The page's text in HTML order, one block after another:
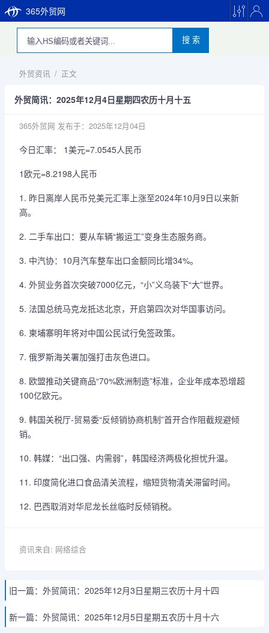
365外贸网
搜 索
外贸资讯 / 正文
外贸简讯：2025年12月4日星期四农历十月十五
365外贸网 发布于：2025年12月04日
今日汇率： 1美元=7.0545人民币
1欧元=8.2198人民币
1. 昨日离岸人民币兑美元汇率上涨至2024年10月9日以来新
高。
2. 二手车出口：要从车辆“搬运工”变身生态服务商。
3. 中汽协：10月汽车整车出口金额同比增34%。
4. 外贸业务首次突破7000亿元，“小”义乌装下“大”世界。
5. 法国总统马克龙抵达北京，开启第四次对华国事访问。
6. 柬埔寨明年将对中国公民试行免签政策。
7. 俄罗斯海关署加强打击灰色进口。
8. 欧盟推动关键商品“70%欧洲制造”标准，企业年成本恐增超
100亿欧元。
9. 韩国关税厅-贸易委“反倾销协商机制”首开合作阻截规避倾
销。
10. 韩媒：“出口强、内需弱”，韩国经济两极化担忧升温。
11. 印度简化进口食品清关流程，缩短货物清关滞留时间。
12. 巴西取消对华尼龙长丝临时反倾销税。
资讯来自: 网络综合
旧一篇： 外贸简讯：2025年12月3日星期三农历十月十四
新一篇： 外贸简讯：2025年12月5日星期五农历十月十六